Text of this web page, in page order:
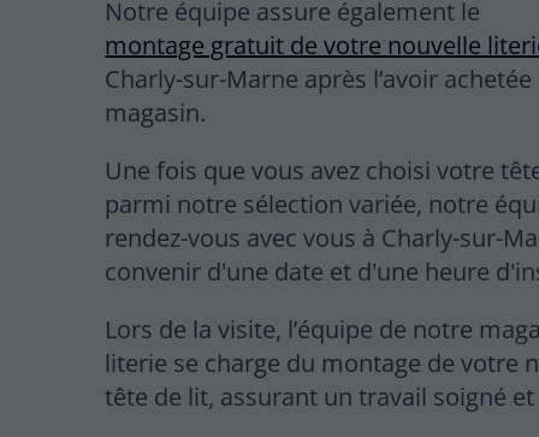
Notre équipe assure également le
montage gratuit de votre nouvelle
Charly-sur-Marne après l’avoir
magasin.
Une fois que vous avez choisi votre
parmi notre sélection variée, notre
rendez-vous avec vous à Charly-sur-
convenir d'une date et d'une heure
Lors de la visite, l’équipe de notre
literie se charge du montage de votre
tête de lit, assurant un travail soigné